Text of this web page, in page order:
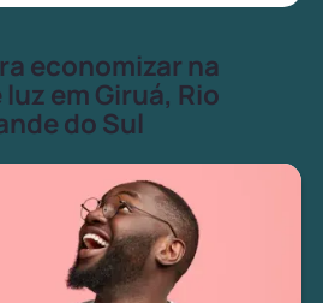
economizar na
em Giruá, Rio
do Sul